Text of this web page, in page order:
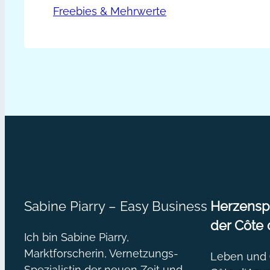
Nichts oder in…
Freebies & Mehrwerte
Sabine Piarry – Easy Business
Ich bin Sabine Piarry,
Marktforscherin, Vernetzungs-
der Côte
Leben und